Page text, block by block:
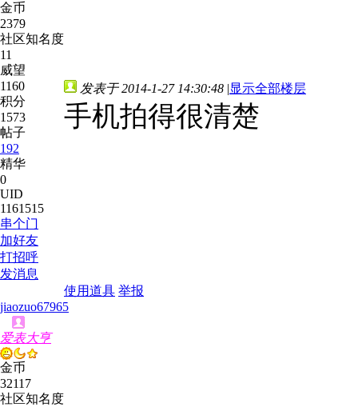
金币
2379
社区知名度
11
威望
1160
积分
1573
帖子
192
精华
0
UID
1161515
串个门
加好友
打招呼
发消息
发表于 2014-1-27 14:30:48 |显示全部楼层
手机拍得很清楚
使用道具 举报
jiaozuo67965
爱表大亨
金币
32117
社区知名度